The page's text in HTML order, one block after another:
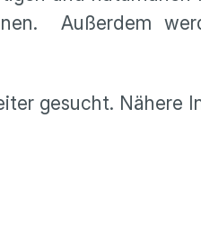
Außerdem
gesucht. Nähere